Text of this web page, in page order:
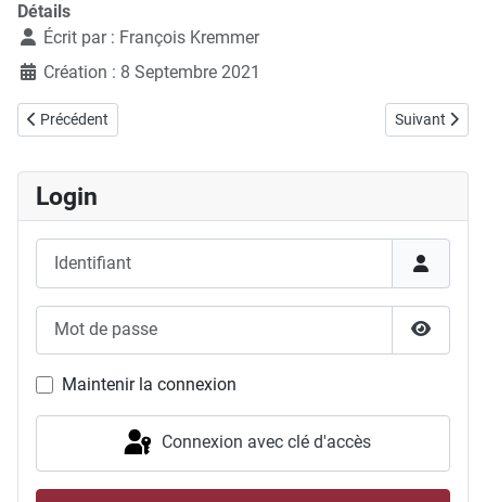
Détails
Écrit par : François Kremmer
Création : 8 Septembre 2021
Article précédent : 08.09.2021, Meeting du CHP Genève
Précédent Article
Suivant
Login
Afficher
Maintenir la connexion
Connexion avec clé d'accès